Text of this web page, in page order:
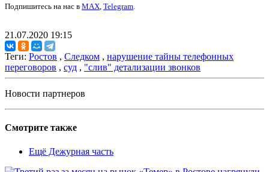
Подпишитесь на нас в MAX, Telegram.
21.07.2020 19:15
Теги: Ростов , Следком , нарушение тайны телефонных
переговоров , суд , "слив" детализации звонков
Новости партнеров
Смотрите также
Ещё Дежурная часть